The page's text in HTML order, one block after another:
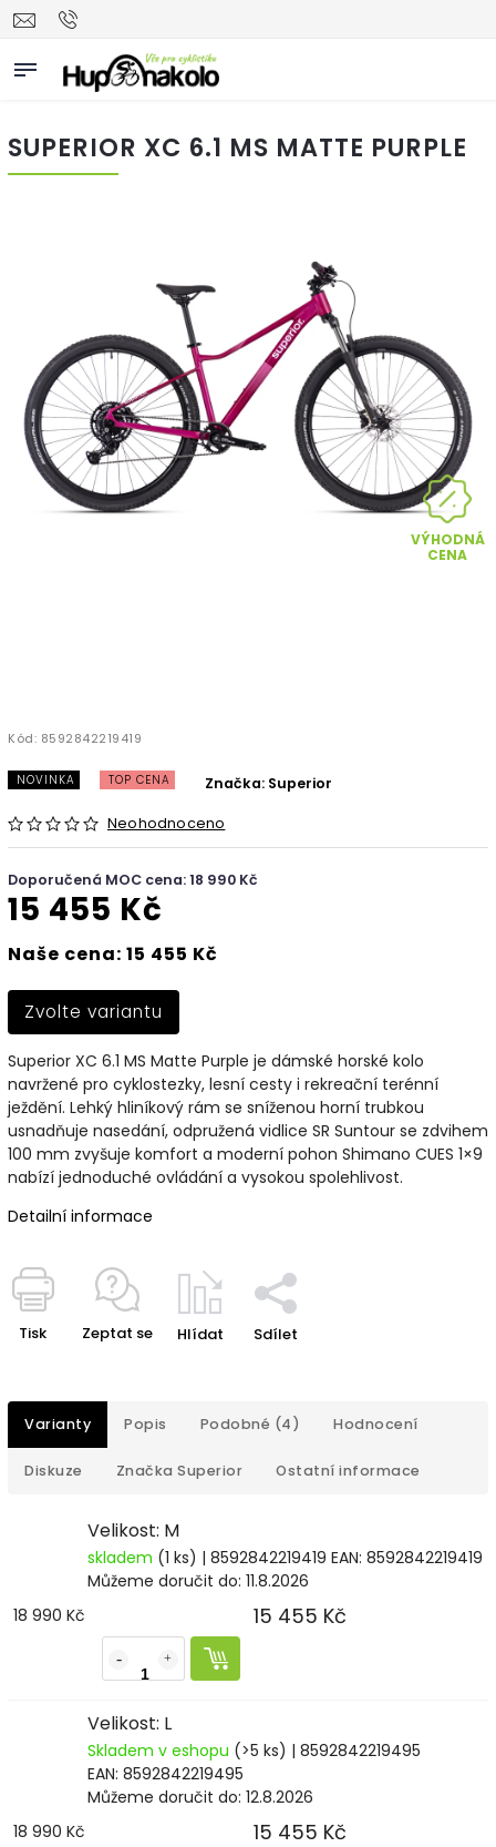
SUPERIOR XC 6.1 MS MATTE PURPLE
VÝHODNÁ
CENA
Kód: 8592842219419
NOVINKA TOP CENA
Neohodnoceno
Značka: Superior
Doporučená MOC cena: 18 990 Kč
15 455 Kč
Naše cena: 15 455 Kč
Zvolte variantu
Superior XC 6.1 MS Matte Purple je dámské horské kolo
navržené pro cyklostezky, lesní cesty i rekreační terénní
ježdění. Lehký hliníkový rám se sníženou horní trubkou
usnadňuje nasedání, odpružená vidlice SR Suntour se zdvihem
100 mm zvyšuje komfort a moderní pohon Shimano CUES 1×9
nabízí jednoduché ovládání a vysokou spolehlivost.
Detailní informace
Tisk Zeptat se Hlídat Sdílet
Varianty Popis Podobné (4) Hodnocení
Diskuze Značka Superior Ostatní informace
Velikost: M
skladem (1 ks) | 8592842219419 EAN: 8592842219419
Můžeme doručit do: 11.8.2026
18 990 Kč
15 455 Kč
Velikost: L
Skladem v eshopu (>5 ks) | 8592842219495
EAN: 8592842219495
Můžeme doručit do: 12.8.2026
18 990 Kč
15 455 Kč